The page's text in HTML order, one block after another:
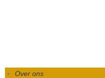
Over ons